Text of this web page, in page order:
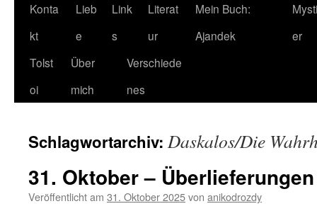
Konta
kt
Lieb
e
Link
s
Literat
ur
Mein Buch:
Ajandek
er
Tolst
oi
Über
mich
Verschiede
nes
Schlagwortarchiv: Daskalos/Die
31. Oktober – Überlieferungen
Veröffentlicht am 31. Oktober 2025von anikodrozdy